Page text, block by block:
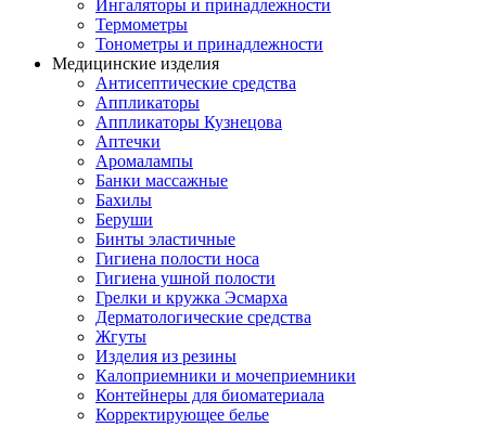
Ингаляторы и принадлежности
Термометры
Тонометры и принадлежности
Медицинские изделия
Антисептические средства
Аппликаторы
Аппликаторы Кузнецова
Аптечки
Аромалампы
Банки массажные
Бахилы
Беруши
Бинты эластичные
Гигиена полости носа
Гигиена ушной полости
Грелки и кружка Эсмарха
Дерматологические средства
Жгуты
Изделия из резины
Калоприемники и мочеприемники
Контейнеры для биоматериала
Корректирующее белье